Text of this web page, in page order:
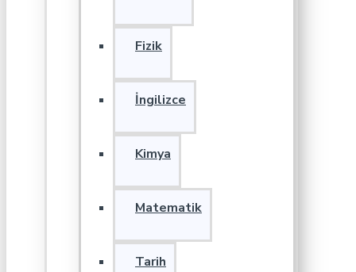
Fizik
İngilizce
Kimya
Matematik
Tarih